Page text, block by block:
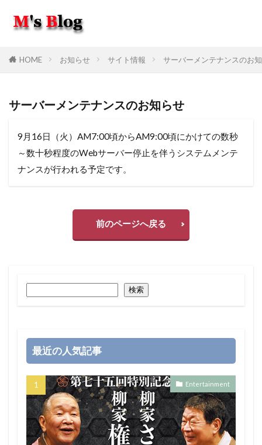
HOME お知らせ サイト情報 サーバーメンテナンスのお
サーバーメンテナンスのお知らせ
9月16日（火）AM7:00頃からAM9:00頃にかけての数秒
～数十秒程度のWebサーバー停止を伴うシステムメンテ
ナンスが行われる予定です。
前のページへ戻る
検索
最近の人気記事
Entertainment